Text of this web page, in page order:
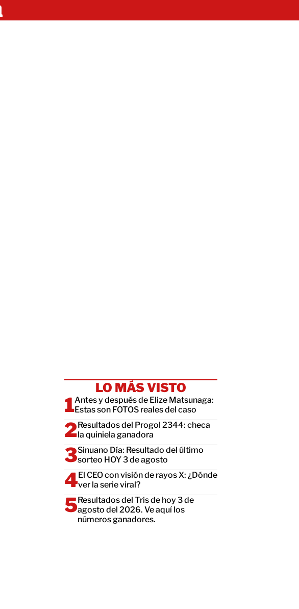
LO MÁS VISTO
Antes y después de Elize Matsunaga:
Estas son FOTOS reales del caso
Resultados del Progol 2344: checa
la quiniela ganadora
Sinuano Día: Resultado del último
sorteo HOY 3 de agosto
El CEO con visión de rayos X: ¿Dónde
ver la serie viral?
Resultados del Tris de hoy 3 de
agosto del 2026. Ve aquí los
números ganadores.